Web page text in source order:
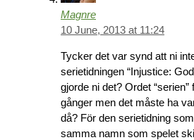
Magnre
10 June, 2013 at 11:24
Tycker det var synd att ni
serietidningen “Injustice:
gjorde ni det? Ordet
gånger men det måste ha
då? För den serietidning
samma namn som spelet